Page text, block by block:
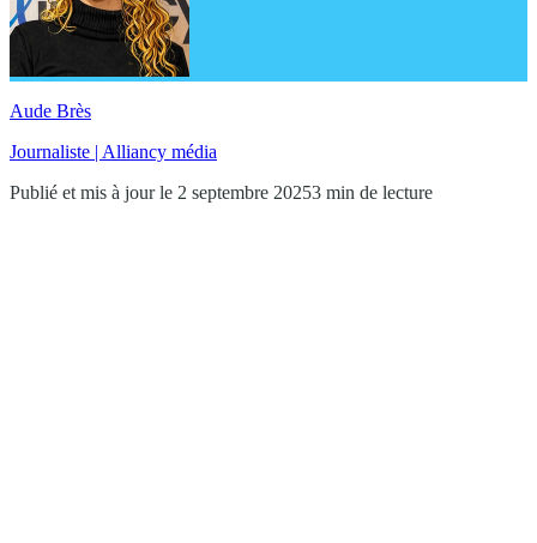
Aude Brès
Journaliste | Alliancy média
Publié et mis à jour le 2 septembre 20253 min de lecture